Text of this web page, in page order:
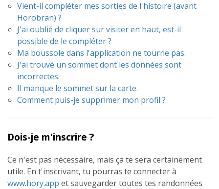
Vient-il compléter mes sorties de l'histoire (avant
Horobran) ?
J'ai oublié de cliquer sur visiter en haut, est-il
possible de le compléter ?
Ma boussole dans l'application ne tourne pas.
J'ai trouvé un sommet dont les données sont
incorrectes.
Il manque le sommet sur la carte.
Comment puis-je supprimer mon profil ?
Dois-je m'inscrire ?
Ce n'est pas nécessaire, mais ça te sera certainement
utile. En t'inscrivant, tu pourras te connecter à
www.hory.app et sauvegarder toutes tes randonnées